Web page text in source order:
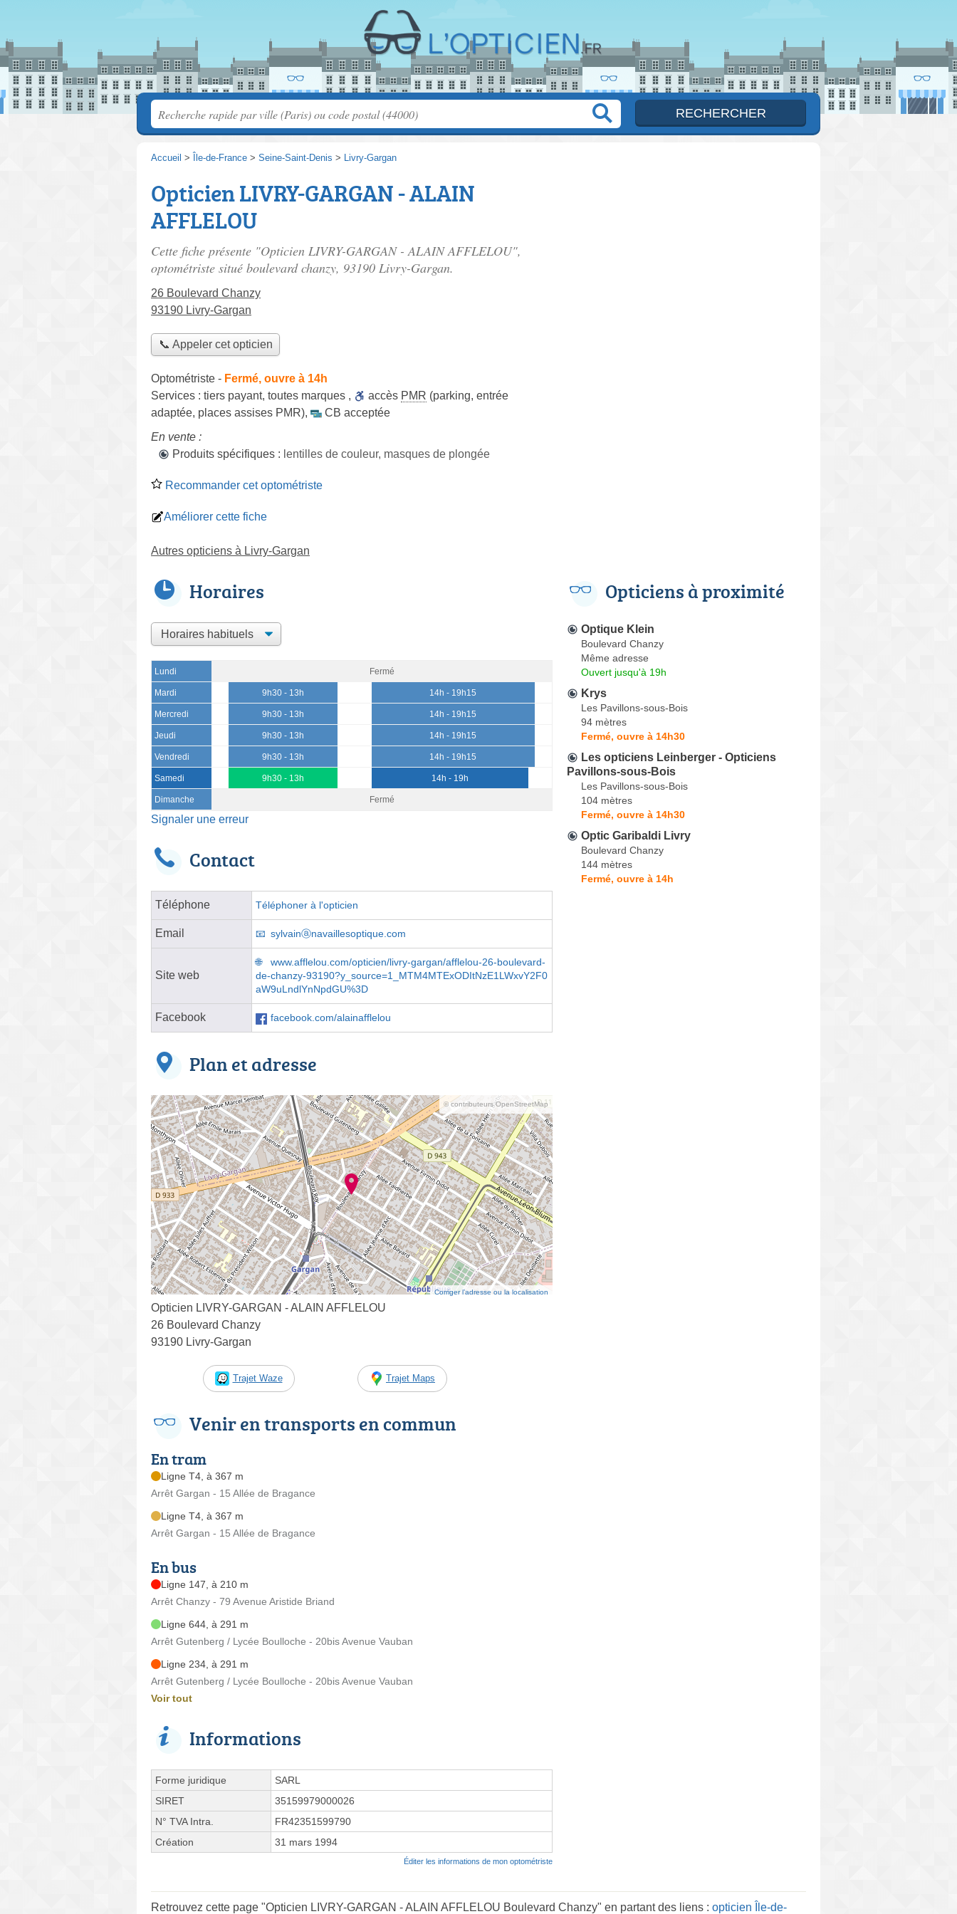
Accueil > Île-de-France > Seine-Saint-Denis > Livry-Gargan
Opticien LIVRY-GARGAN - ALAIN
AFFLELOU
Cette fiche présente "Opticien LIVRY-GARGAN - ALAIN AFFLELOU",
optométriste situé boulevard chanzy, 93190 Livry-Gargan.
26 Boulevard Chanzy
93190 Livry-Gargan
📞 Appeler cet opticien
Optométriste - Fermé, ouvre à 14h
Services : tiers payant, toutes marques , accès PMR (parking, entrée
adaptée, places assises PMR),
CB acceptée
En vente :
Produits spécifiques : lentilles de couleur, masques de plongée
Recommander cet optométriste
Améliorer cette fiche
Autres opticiens à Livry-Gargan
Horaires
Lundi Fermé
Mardi 9h30 - 13h 14h - 19h15
Mercredi 9h30 - 13h 14h - 19h15
Jeudi 9h30 - 13h 14h - 19h15
Vendredi 9h30 - 13h 14h - 19h15
Samedi 9h30 - 13h 14h - 19h
Dimanche Fermé
Signaler une erreur
Contact
Téléphone Téléphoner à l'opticien
Email sylvainⓐnavaillesoptique.com
Site web
www.afflelou.com/opticien/livry-gargan/afflelou-26-boulevard-
de-chanzy-93190?y_source=1_MTM4MTExODItNzE1LWxvY2F0
aW9uLndlYnNpdGU%3D
Facebook facebook.com/alainafflelou
Plan et adresse
© contributeurs OpenStreetMap
Corriger l’adresse ou la localisation
Opticien LIVRY-GARGAN - ALAIN AFFLELOU
26 Boulevard Chanzy
93190 Livry-Gargan
Trajet Waze Trajet Maps
Venir en transports en commun
En tram
Ligne T4, à 367 m
Arrêt Gargan - 15 Allée de Bragance
Ligne T4, à 367 m
Arrêt Gargan - 15 Allée de Bragance
En bus
Ligne 147, à 210 m
Arrêt Chanzy - 79 Avenue Aristide Briand
Ligne 644, à 291 m
Arrêt Gutenberg / Lycée Boulloche - 20bis Avenue Vauban
Ligne 234, à 291 m
Arrêt Gutenberg / Lycée Boulloche - 20bis Avenue Vauban
Voir tout
Informations
Forme juridique
SARL
SIRET
35159979000026
N° TVA Intra.
FR42351599790
Création
31 mars 1994
Éditer les informations de mon optométriste
Opticiens à proximité
Optique Klein
Boulevard Chanzy
Même adresse
Ouvert jusqu'à 19h
Krys
Les Pavillons-sous-Bois
94 mètres
Fermé, ouvre à 14h30
Les opticiens Leinberger - Opticiens
Pavillons-sous-Bois
Les Pavillons-sous-Bois
104 mètres
Fermé, ouvre à 14h30
Optic Garibaldi Livry
Boulevard Chanzy
144 mètres
Fermé, ouvre à 14h
Retrouvez cette page "Opticien LIVRY-GARGAN - ALAIN AFFLELOU Boulevard Chanzy" en partant des liens : opticien Île-de-